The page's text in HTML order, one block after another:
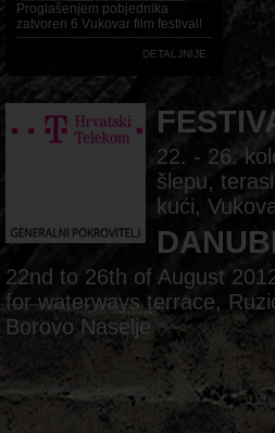
Proglašenjem pobjednika
zatvoren 6.Vukovar film festival!
DETALJNIJE
22. - 26.
šlepu,
kući,
22nd to 26th of August
for waterways terrace,
Borovo Naselje